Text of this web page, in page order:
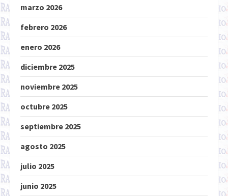
marzo 2026
febrero 2026
enero 2026
diciembre 2025
noviembre 2025
octubre 2025
septiembre 2025
agosto 2025
julio 2025
junio 2025